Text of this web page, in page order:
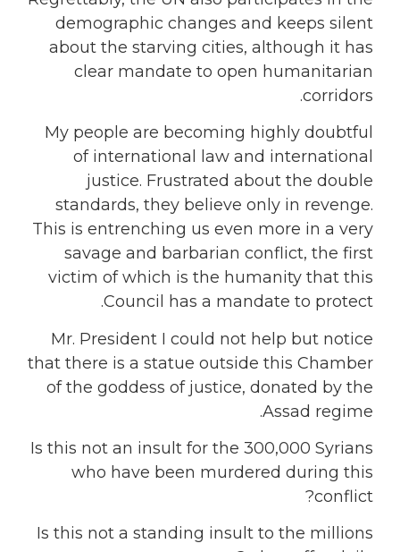
demographic changes and keeps silent
about the starving cities, although it has
clear mandate to open humanitarian
corridors.
My people are becoming highly doubtful
of international law and international
justice. Frustrated about the double
standards, they believe only in revenge.
This is entrenching us even more in a very
savage and barbarian conflict, the first
victim of which is the humanity that this
Council has a mandate to protect.
Mr. President I could not help but notice
that there is a statue outside this Chamber
of the goddess of justice, donated by the
Assad regime.
Is this not an insult for the 300,000 Syrians
who have been murdered during this
conflict?
Is this not a standing insult to the millions